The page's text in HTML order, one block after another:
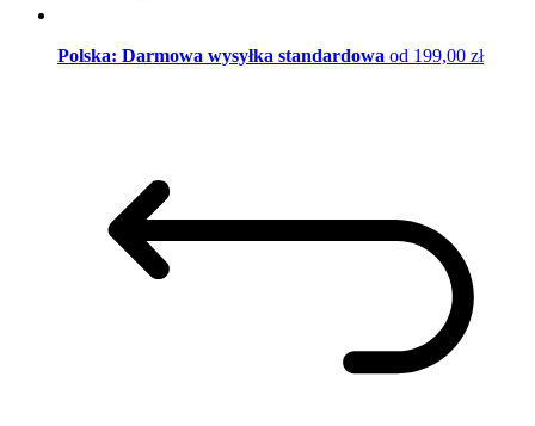
Polska: Darmowa wysyłka standardowa od 199,00 zł